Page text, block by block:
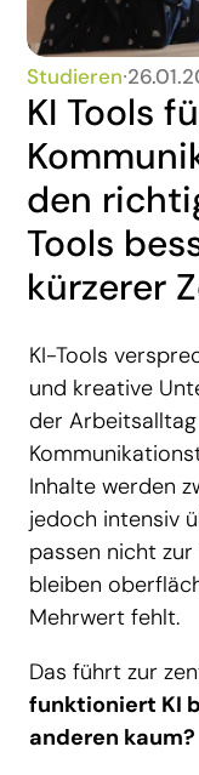
Studieren∙
KI Tools
den
Tools
kürzerer
KI-Tools
und kreative
der
Inhalte werden
jedoch intensiv
passen nicht
bleiben
Mehrwert fehlt.
Das führt zur
funktioniert KI
anderen kaum?